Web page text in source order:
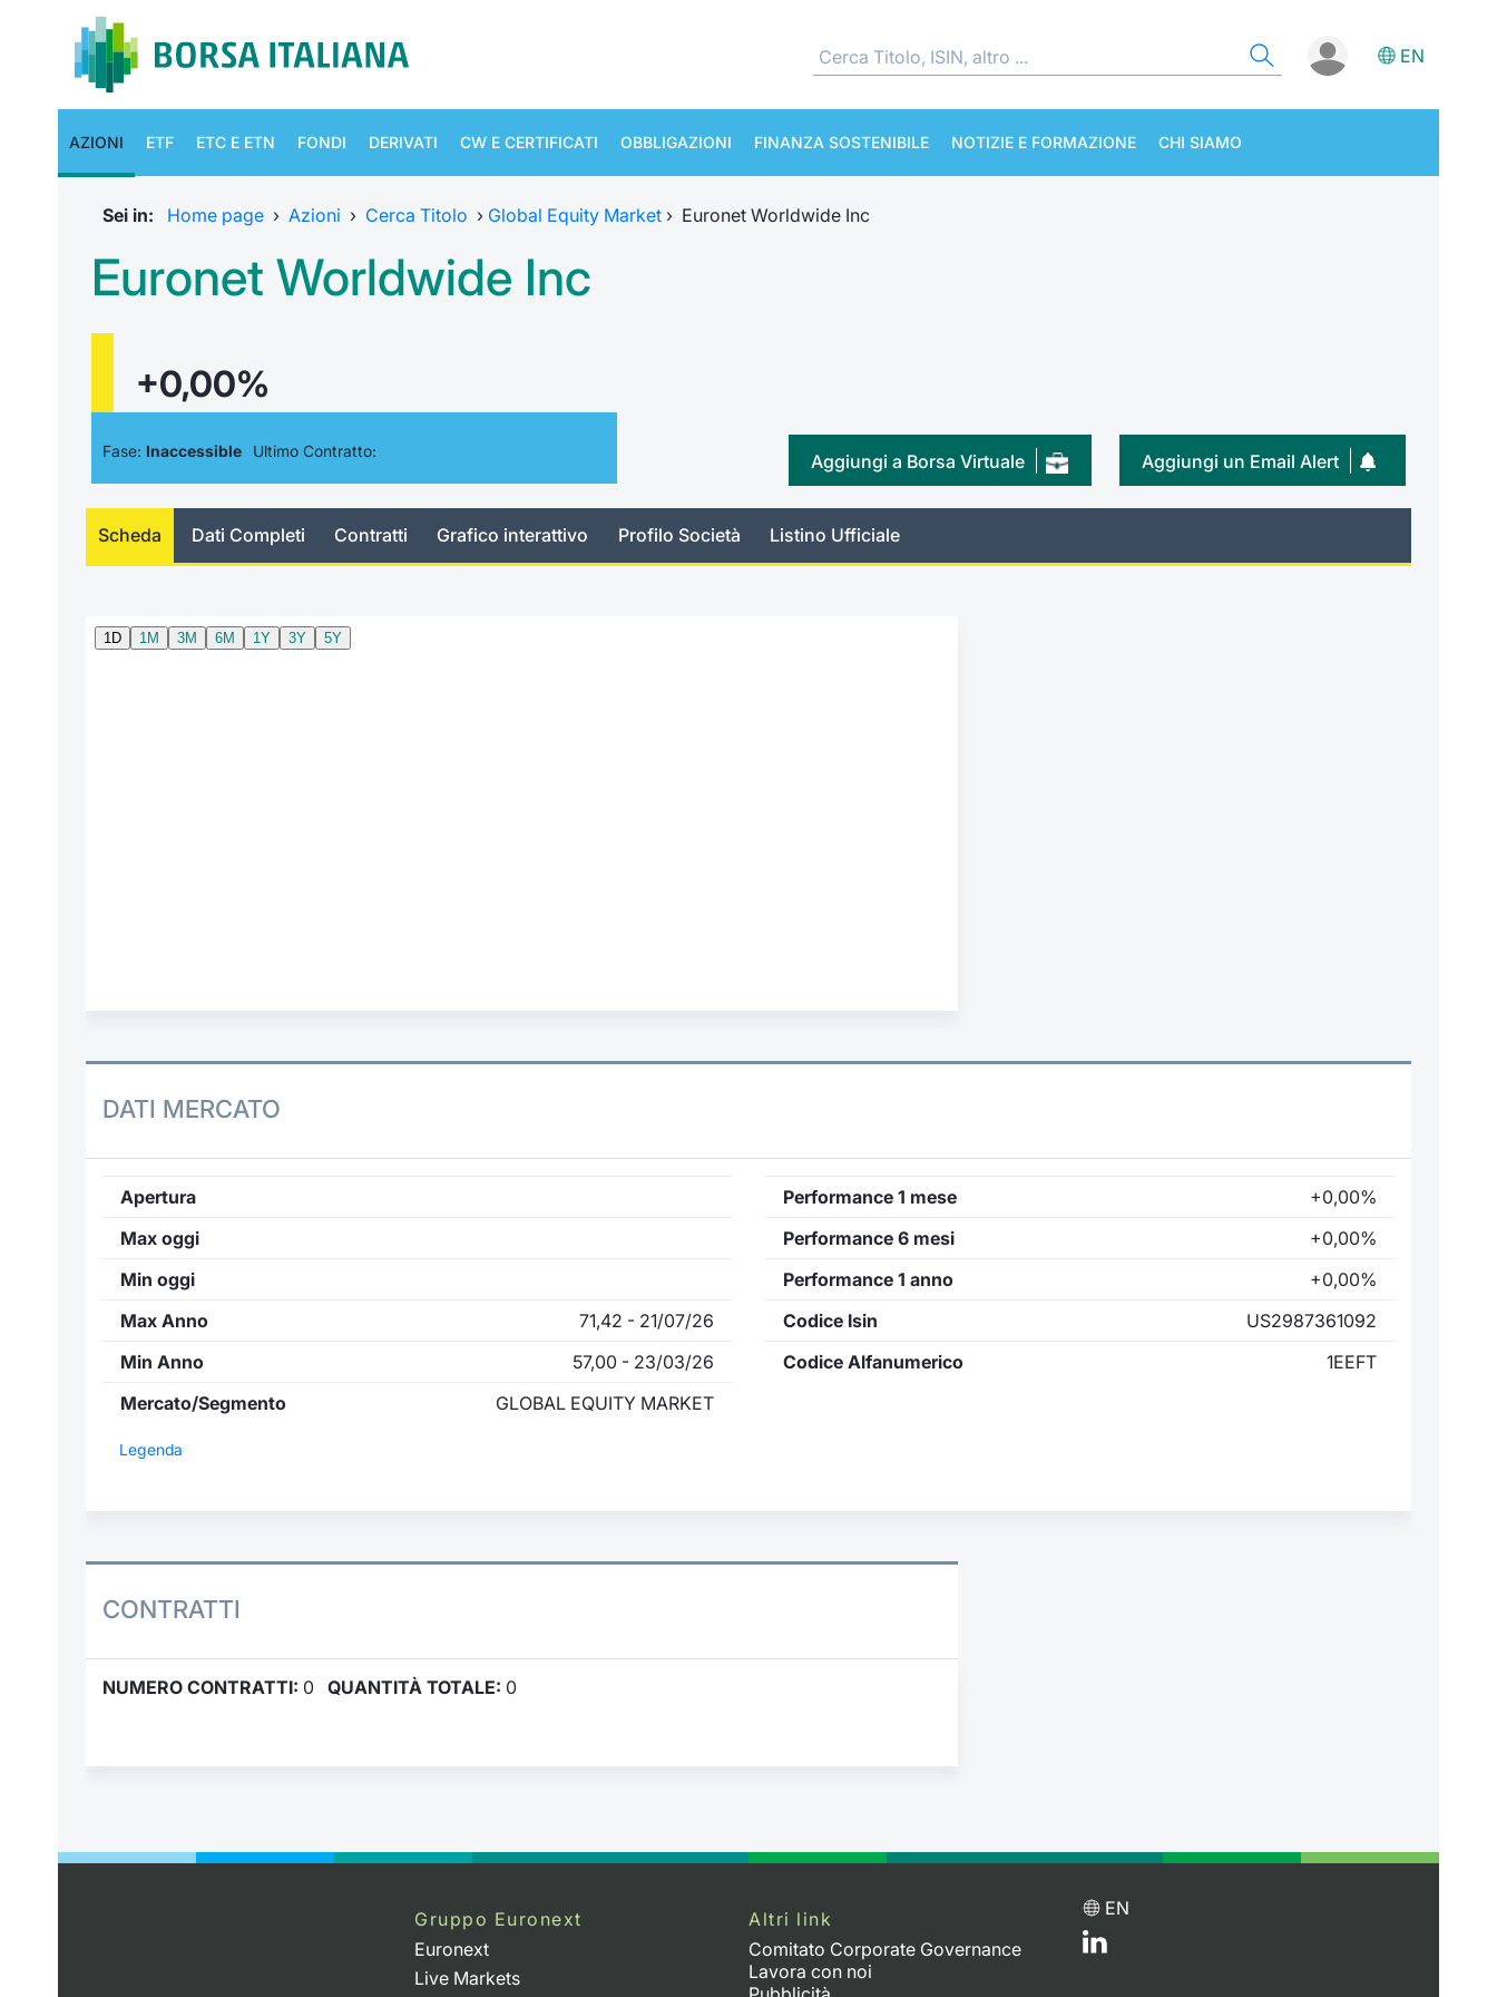
EN
AZIONI ETF ETC E ETN FONDI DERIVATI CW E CERTIFICATI OBBLIGAZIONI FINANZA SOSTENIBILE NOTIZIE E FORMAZIONE CHI SIAMO
Sei in: Home page › Azioni › Cerca Titolo › Global Equity Market › Euronet Worldwide Inc
Euronet Worldwide Inc
+0,00%
Fase: Inaccessible Ultimo Contratto: Aggiungi un Email Alert
Aggiungi a Borsa Virtuale
Scheda Dati Completi Contratti Grafico interattivo Profilo Società Listino Ufficiale
DATI MERCATO
Apertura
Max oggi
Min oggi
Max Anno
71,42 - 21/07/26
Min Anno
57,00 - 23/03/26
Mercato/Segmento
GLOBAL EQUITY MARKET
Performance 1 mese
+0,00%
Performance 6 mesi
+0,00%
Performance 1 anno
+0,00%
Codice Isin
US2987361092
Codice Alfanumerico
1EEFT
Legenda
CONTRATTI
NUMERO CONTRATTI: 0 QUANTITÀ TOTALE: 0
Gruppo Euronext
Euronext
Live Markets
Altri link
Comitato Corporate Governance
Lavora con noi
EN